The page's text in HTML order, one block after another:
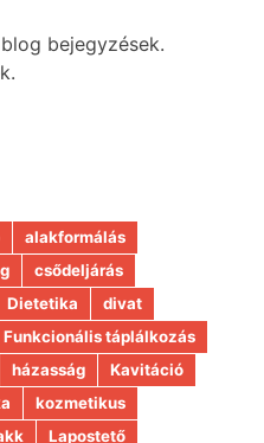
bejegyzések.
alakformálás
csődeljárás
Dietetika
divat
Funkcionális táplálkozás
házasság
Kavitáció
kozmetikus
Lapostető